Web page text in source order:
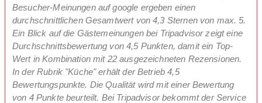
Besucher-Meinungen auf google ergeben einen
durchschnittlichen Gesamtwert von 4,3 Sternen von max. 5.
Ein Blick auf die Gästemeinungen bei Tripadvisor zeigt eine
Durchschnittsbewertung von 4,5 Punkten, damit ein Top-
Wert in Kombination mit 22 ausgezeichneten Rezensionen.
In der Rubrik "Küche" erhält der Betrieb 4,5
Bewertungspunkte. Die Qualität wird mit einer Bewertung
von 4 Punkte beurteilt. Bei Tripadvisor bekommt der Service